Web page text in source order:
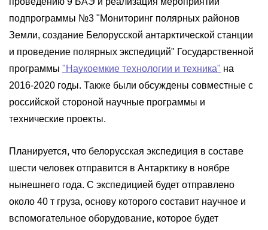
подпрограммы №3 "Мониторинг полярных районов
Земли, создание Белорусской антарктической станции
и проведение полярных экспедиций" Государственной
программы "Наукоемкие технологии и техника" на
2016-2020 годы. Также были обсуждены совместные с
российской стороной научные программы и
технические проекты.
Планируется, что белорусская экспедиция в составе
шести человек отправится в Антарктику в ноябре
нынешнего года. С экспедицией будет отправлено
около 40 т груза, основу которого составит научное и
вспомогательное оборудование, которое будет